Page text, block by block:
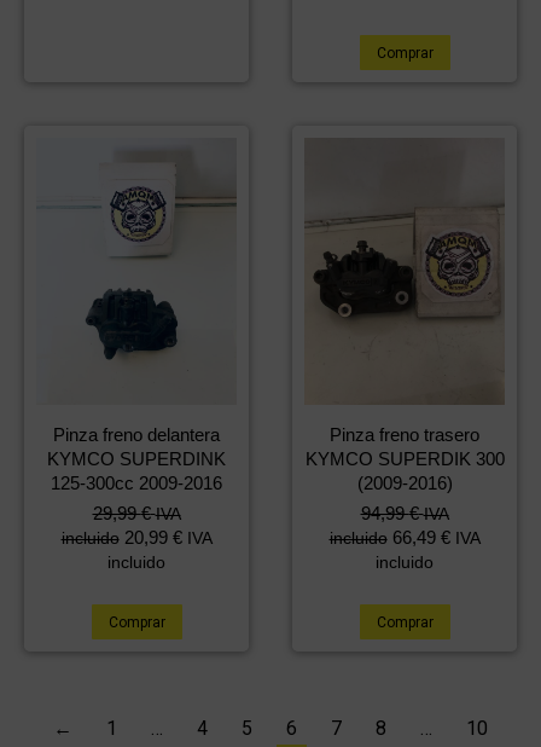
Comprar
Pinza freno delantera
KYMCO SUPERDINK
125-300cc 2009-2016
29,99€ IVA
incluido 20,99 € IVA
incluido
Comprar
Pinza freno trasero
KYMCO SUPERDIK 300
(2009-2016)
94,99€ IVA
incluido 66,49 € IVA
incluido
Comprar
← 1 … 4 5 6 7 8 …
10